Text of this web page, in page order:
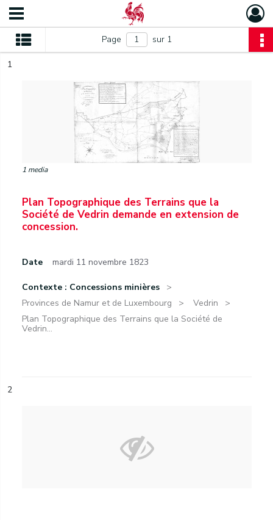
Page sur 1
1
1 media
Plan Topographique des Terrains que la
Société de Vedrin demande en extension de
concession.
Date mardi 11 novembre 1823
Contexte : Concessions minières
Provinces de Namur et de Luxembourg
Vedrin
Plan Topographique des Terrains que la Société de
Vedrin...
2